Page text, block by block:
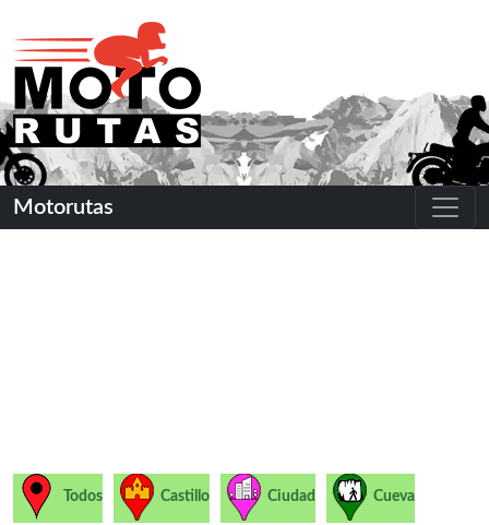
Motorutas
Todos Castillo Ciudad Cueva